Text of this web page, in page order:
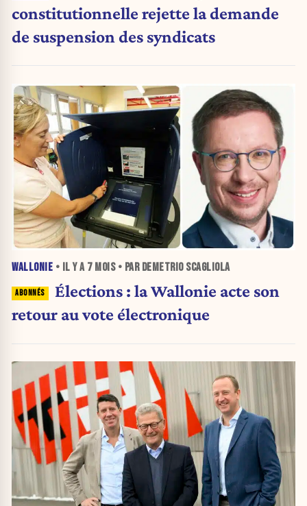
constitutionnelle rejette la demande
de suspension des syndicats
WALLONIE • IL Y A 7 MOIS• PAR DEMETRIO SCAGLIOLA
Élections : la Wallonie acte son
retour au vote électronique